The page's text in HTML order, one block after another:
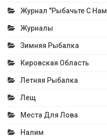
Журнал "Рыбачьте С
Журналы
Зимняя Рыбалка
Кировская Область
Летняя Рыбалка
Лещ
Места Для Лова
Налим